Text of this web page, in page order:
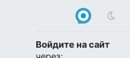
Войдите на сайт